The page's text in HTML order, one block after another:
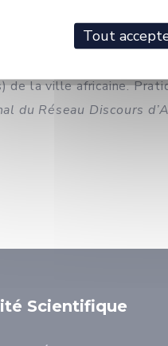
rues sans nom (8
la ville africaine.
du Réseau Discours
Scientifique
Tout